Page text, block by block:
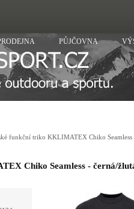
PŮJČOVNA
funkční triko KKLIMATEX Chiko Seamless
Chiko Seamless - černá/